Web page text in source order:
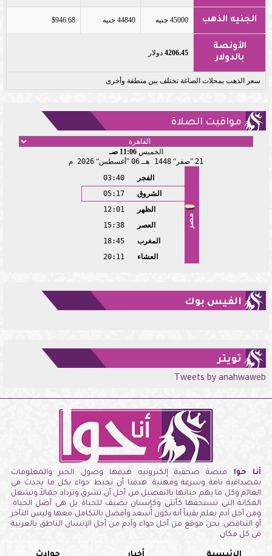
الجنيه الذهب 45000 جنيه 44840 جنيه $946.68
الأونصة
بالدولار
4206.45 دولار
سعر الذهب بمحلات الصاغة تختلف بين منطقة وأخرى
مواقيت الصلاة
الخميس11:06 صـ
21 صفر 1448 هـ 06 أغسطس 2026 م
مصر
الفجر
03:40
الشروق
05:17
الظهر
12:01
العصر
15:38
المغرب
18:45
العشاء
20:11
الفيس بوك
تويتر
Tweets by anahwaweb
أنا حوا منصة صحفية إلكترونيه هدفها وصول الخبر والمعلومات
بمصداقية تامة وسرعة ومهنية. هدفنا أن نحيط حواء بكل ما يحدث فى
العالم وكل ما يهم حياتها بالتفصيل من أجل أن تشرق وتزداد جمالاً وتشغل
المكانة التى تستحقها كأنثى وكإنسان يضيف للحياة بل هى أصل الحياة.
ومن أجل آدم يعلم يقيناً أنه يكون أسعد وأفضل بالتكامل معها وليس التأخر
أو التناقض. نحن موقع من أجل حواء وآدم من أجل الإنسان الناطق بالعربية
فى كل مكان.